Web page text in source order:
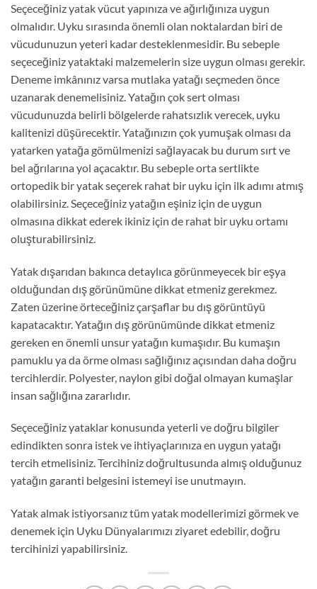
Seçeceğiniz yatak vücut yapınıza ve ağırlığınıza uygun
olmalıdır. Uyku sırasında önemli olan noktalardan biri de
vücudunuzun yeteri kadar desteklenmesidir. Bu sebeple
seçeceğiniz yataktaki malzemelerin size uygun olması gerekir.
Deneme imkânınız varsa mutlaka yatağı seçmeden önce
uzanarak denemelisiniz. Yatağın çok sert olması
vücudunuzda belirli bölgelerde rahatsızlık verecek, uyku
kalitenizi düşürecektir. Yatağınızın çok yumuşak olması da
yatarken yatağa gömülmenizi sağlayacak bu durum sırt ve
bel ağrılarına yol açacaktır. Bu sebeple orta sertlikte
ortopedik bir yatak seçerek rahat bir uyku için ilk adımı atmış
olabilirsiniz. Seçeceğiniz yatağın eşiniz için de uygun
olmasına dikkat ederek ikiniz için de rahat bir uyku ortamı
oluşturabilirsiniz.
Yatak dışarıdan bakınca detaylıca görünmeyecek bir eşya
olduğundan dış görünümüne dikkat etmeniz gerekmez.
Zaten üzerine örteceğiniz çarşaflar bu dış görüntüyü
kapatacaktır. Yatağın dış görünümünde dikkat etmeniz
gereken en önemli unsur yatağın kumaşıdır. Bu kumaşın
pamuklu ya da örme olması sağlığınız açısından daha doğru
tercihlerdir. Polyester, naylon gibi doğal olmayan kumaşlar
insan sağlığına zararlıdır.
Seçeceğiniz yataklar konusunda yeterli ve doğru bilgiler
edindikten sonra istek ve ihtiyaçlarınıza en uygun yatağı
tercih etmelisiniz. Tercihiniz doğrultusunda almış olduğunuz
yatağın garanti belgesini istemeyi ise unutmayın.
Yatak almak istiyorsanız tüm yatak modellerimizi görmek ve
denemek için Uyku Dünyalarımızı ziyaret edebilir, doğru
tercihinizi yapabilirsiniz.